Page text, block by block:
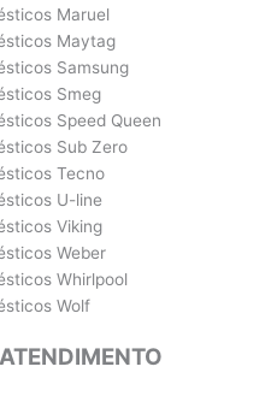
Maruel
Maytag
Samsung
Smeg
Speed Queen
Sub Zero
Tecno
U-line
Viking
Weber
Whirlpool
Wolf